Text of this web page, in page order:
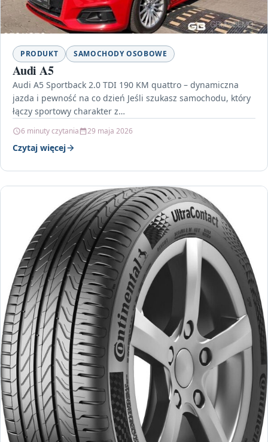
PRODUKT SAMOCHODY OSOBOWE
Audi A5
Audi A5 Sportback 2.0 TDI 190 KM quattro – dynamiczna
jazda i pewność na co dzień Jeśli szukasz samochodu, który
łączy sportowy charakter z…
6 minuty czytania 29 maja 2026
Czytaj więcej